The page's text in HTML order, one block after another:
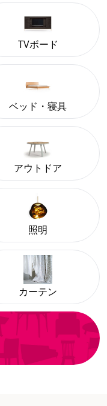
TVボード
ベッド・寝具
アウトドア
照明
カーテン